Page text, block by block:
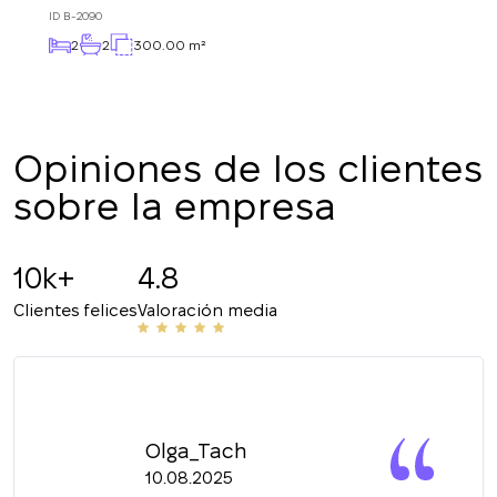
ID B-2090
2 2 300.00 m²
Opiniones de los clientes
sobre la empresa
10k+
Clientes felices
4.8
Valoración media
Olga_Tach
10.08.2025
UKRAINE
+380